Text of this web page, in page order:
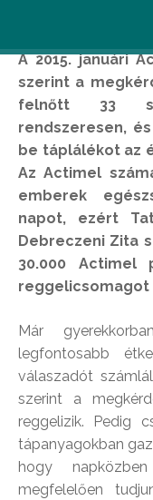
A 2015. januári
szerint a
felnőtt 33
rendszeresen,
be táplálékot az
Az Actimel
emberek
napot, ezért
Debreczeni Zita
30.000
reggelicsomagot
Már
legfontosabb
válaszadót
szerint a
reggelizik. Pedig
tápanyagokban
hogy
megfelelően